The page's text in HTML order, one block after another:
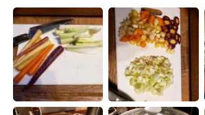
Español العربية
Français Deutsch
日本語 한국어